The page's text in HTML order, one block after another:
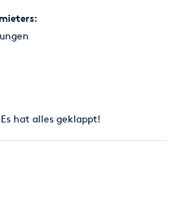
hat alles geklappt!